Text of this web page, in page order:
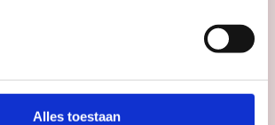
Alles toestaan